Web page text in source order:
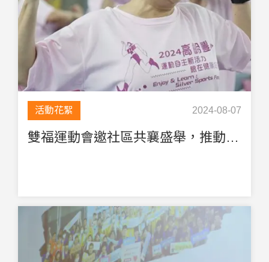
活動花絮 2024-08-07
雙福運動會邀社區共襄盛舉，推動高齡健身理念一起同樂